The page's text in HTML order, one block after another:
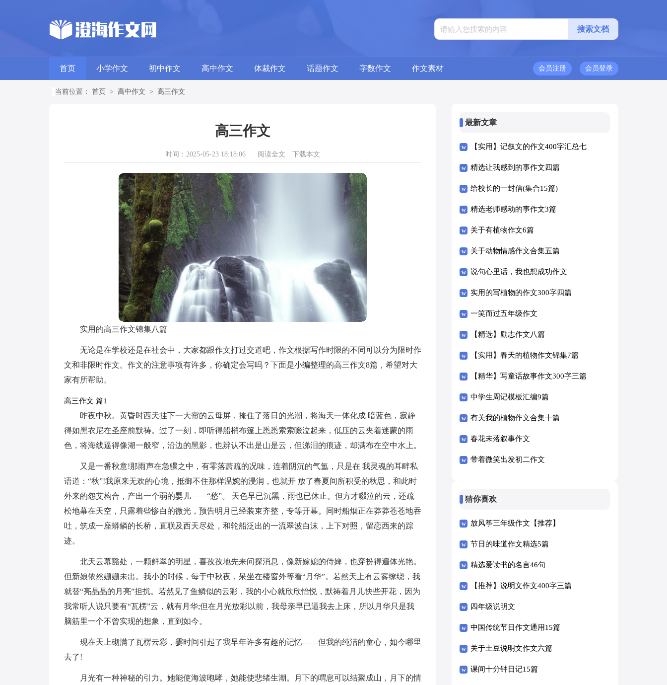
首页 小学作文 初中作文 高中作文 体裁作文 话题作文 字数作文 作文素材 会员登录
会员注册
当前位置： 首页 > 高中作文 > 高三作文
高三作文
时间：2025-05-23 18:18:06 阅读全文 下载本文
实用的高三作文锦集八篇
无论是在学校还是在社会中，大家都跟作文打过交道吧，作文根据写作时限的不同可以分为限时作
文和非限时作文。作文的注意事项有许多，你确定会写吗？下面是小编整理的高三作文8篇，希望对大
家有所帮助。
高三作文 篇1
昨夜中秋。黄昏时西天挂下一大帘的云母屏，掩住了落日的光潮，将海天一体化成 暗蓝色，寂静
得如黑衣尼在圣座前默祷。过了一刻，即听得船梢布篷上悉悉索索啜泣起来，低压的云夹着迷蒙的雨
色，将海线逼得像湖一般窄，沿边的黑影，也辨认不出是山是云，但涕泪的痕迹，却满布在空中水上。
又是一番秋意!那雨声在急骤之中，有零落萧疏的况味，连着阴沉的气氲，只是在 我灵魂的耳畔私
语道：“秋”!我原来无欢的心境，抵御不住那样温婉的浸润，也就开 放了春夏间所积受的秋思，和此时
外来的怨艾构合，产出一个弱的婴儿——“愁”。 天色早已沉黑，雨也已休止。但方才啜泣的云，还疏
松地幕在天空，只露着些惨白的微光，预告明月已经装束齐整，专等开幕。同时船烟正在莽莽苍苍地吞
吐，筑成一座蟒鳞的长桥，直联及西天尽处，和轮船泛出的一流翠波白沫，上下对照，留恋西来的踪
迹。
北天云幕豁处，一颗鲜翠的明星，喜孜孜地先来问探消息，像新嫁媳的侍婢，也穿扮得遍体光艳。
但新娘依然姗姗未出。我小的时候，每于中秋夜，呆坐在楼窗外等看“月华”。若然天上有云雾缭绕，我
就替“亮晶晶的月亮”担扰。若然见了鱼鳞似的云彩，我的小心就欣欣怡悦，默祷着月儿快些开花，因为
我常听人说只要有“瓦楞”云，就有月华;但在月光放彩以前，我母亲早已逼我去上床，所以月华只是我
脑筋里一个不曾实现的想象，直到如今。
现在天上砌满了瓦楞云彩，霎时间引起了我早年许多有趣的记忆——但我的纯洁的童心，如今哪里
去了!
月光有一种神秘的引力。她能使海波咆哮，她能使悲绪生潮。月下的喟息可以结聚成山，月下的情
最新文章
【实用】记叙文的作文400字汇总七
篇
精选让我感到的事作文四篇
给校长的一封信(集合15篇)
精选老师感动的事作文3篇
关于有植物作文6篇
关于动物情感作文合集五篇
说句心里话，我也想成功作文
实用的写植物的作文300字四篇
一笑而过五年级作文
【精选】励志作文八篇
【实用】春天的植物作文锦集7篇
【精华】写童话故事作文300字三篇
中学生周记模板汇编9篇
有关我的植物作文合集十篇
春花未落叙事作文
带着微笑出发初二作文
猜你喜欢
放风筝三年级作文【推荐】
节日的味道作文精选5篇
精选爱读书的名言46句
【推荐】说明文作文400字三篇
四年级说明文
中国传统节日作文通用15篇
关于土豆说明文作文六篇
课间十分钟日记15篇